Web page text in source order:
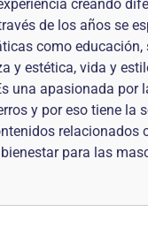
creando
de los años se
como educación,
y estética, vida y
una apasionada por
y por eso tiene la
relacionados
para las